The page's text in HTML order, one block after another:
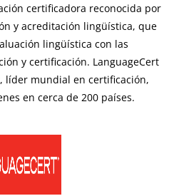
certificadora reconocida por
y acreditación lingüística, que
lingüística con las
y certificación. LanguageCert
líder mundial en certificación,
en cerca de 200 países.